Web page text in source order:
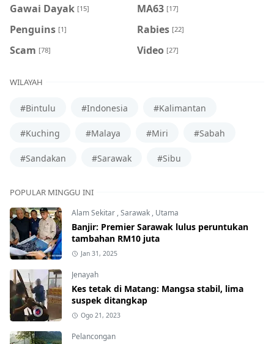
Gawai Dayak [15] MA63 [17]
Penguins [1] Rabies [22]
Scam [78] Video [27]
WILAYAH
#Bintulu #Indonesia #Kalimantan
#Kuching #Malaya #Miri #Sabah
#Sandakan #Sarawak #Sibu
POPULAR MINGGU INI
Alam Sekitar ,Sarawak , Utama
Banjir: Premier Sarawak lulus peruntukan
tambahan RM10 juta
Jan 31, 2025
Jenayah
Kes tetak di Matang: Mangsa stabil, lima
suspek ditangkap
Ogo 21, 2023
Pelancongan